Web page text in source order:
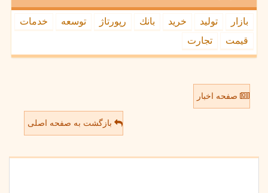
بازار تولید خرید بانك رپورتاژ توسعه
خدمات
قیمت
تجارت
صفحه اخبار
بازگشت به صفحه اصلی